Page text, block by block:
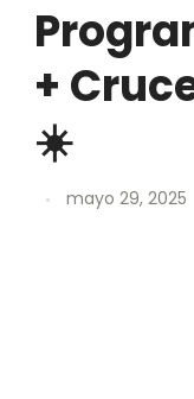
+
☀️
mayo 29, 2025